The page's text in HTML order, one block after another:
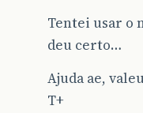
Tentei usar o
deu certo…
Ajuda ae,
T+